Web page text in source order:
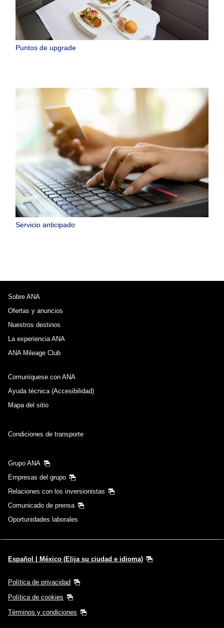
Puntos de upgrade
Servicio anticipado
Sobre ANA
Ofertas y anuncios
Nuestros destinos
La experiencia ANA
ANA Mileage Club
Comuníquese con ANA
Ayuda técnica (Accesibilidad)
Mapa del sitio
Condiciones de transporte
Grupo ANA
Empresas del grupo
Relaciones con los inversionistas
Comunicado de prensa
Oportunidades laborales
Español | México (Elija su ciudad e idioma)
Política de privacidad
Política de cookies
Términos y condiciones